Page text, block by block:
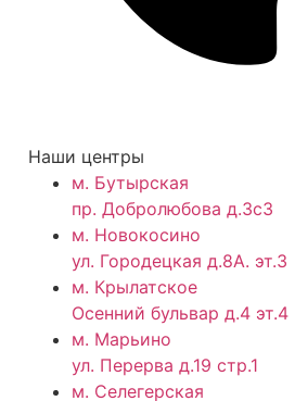
Наши центры
м. Бутырская
пр. Добролюбова д.3с3
м. Новокосино
ул. Городецкая д.8А. эт.3
м. Крылатское
Осенний бульвар д.4 эт.4
м. Марьино
ул. Перерва д.19 стр.1
м. Селегерская